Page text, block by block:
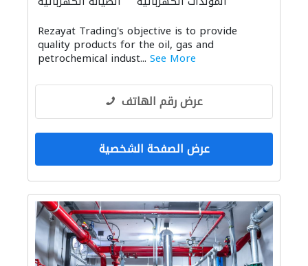
تسرّب المياه صيانة مكيفات ادارة مشروع
موردو مواد البناء صيانة السفن ميكانيكيون
التصميم المعماري
Rezayat Trading's objective is to provide
quality products for the oil, gas and
petrochemical indust... See More
عرض رقم الهاتف
عرض الصفحة الشخصية